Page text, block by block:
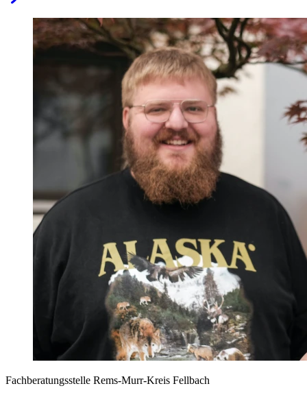
Fachberatungsstelle Rems-Murr-Kreis Fellbach